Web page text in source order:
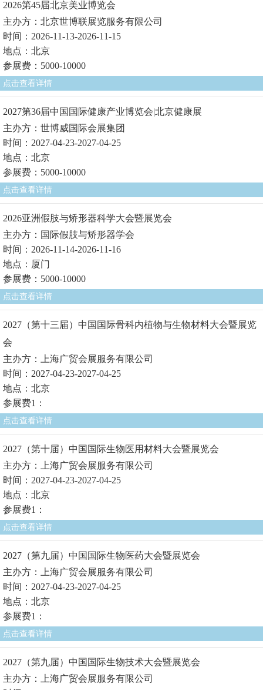
2026第45届北京美业博览会
主办方：北京世博联展览服务有限公司
时间：2026-11-13-2026-11-15
地点：北京
参展费：5000-10000
点击查看详情
2027第36届中国国际健康产业博览会|北京健康展
主办方：世博威国际会展集团
时间：2027-04-23-2027-04-25
地点：北京
参展费：5000-10000
点击查看详情
2026亚洲假肢与矫形器科学大会暨展览会
主办方：国际假肢与矫形器学会
时间：2026-11-14-2026-11-16
地点：厦门
参展费：5000-10000
点击查看详情
2027（第十三届）中国国际骨科内植物与生物材料大会暨展览
会
主办方：上海广贸会展服务有限公司
时间：2027-04-23-2027-04-25
地点：北京
参展费1：
点击查看详情
2027（第十届）中国国际生物医用材料大会暨展览会
主办方：上海广贸会展服务有限公司
时间：2027-04-23-2027-04-25
地点：北京
参展费1：
点击查看详情
2027（第九届）中国国际生物医药大会暨展览会
主办方：上海广贸会展服务有限公司
时间：2027-04-23-2027-04-25
地点：北京
参展费1：
点击查看详情
2027（第九届）中国国际生物技术大会暨展览会
主办方：上海广贸会展服务有限公司